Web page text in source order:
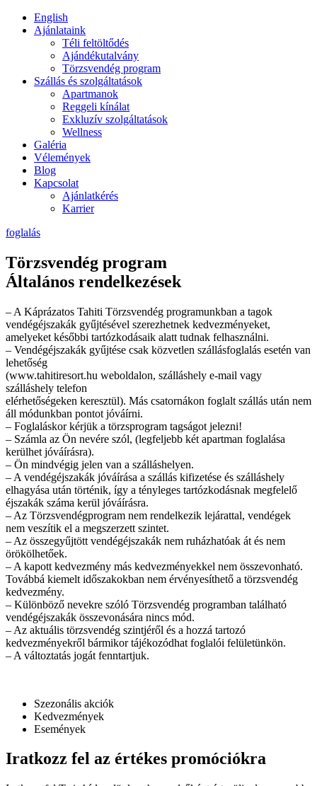
English
Ajánlataink
Téli feltöltődés
Ajándékutalvány
Törzsvendég program
Szállás és szolgáltatások
Apartmanok
Reggeli kínálat
Exkluzív szolgáltatások
Wellness
Galéria
Vélemények
Blog
Kapcsolat
Ajánlatkérés
Karrier
foglalás
Törzsvendég program
Általános rendelkezések
– A Káprázatos Tahiti Törzsvendég programunkban a tagok
vendégéjszakák gyűjtésével szerezhetnek kedvezményeket,
amelyeket későbbi tartózkodásaik alatt tudnak felhasználni.
– Vendégéjszakák gyűjtése csak közvetlen szállásfoglalás esetén van
lehetőség
(www.tahitiresort.hu weboldalon, szálláshely e-mail vagy
szálláshely telefon
elérhetőségeken keresztül). Más csatornákon foglalt szállás után nem
áll módunkban pontot jóváírni.
– Foglaláskor kérjük a törzsprogram tagságot jelezni!
– Számla az Ön nevére szól, (legfeljebb két apartman foglalása
kerülhet jóváírásra).
– Ön mindvégig jelen van a szálláshelyen.
– A vendégéjszakák jóváírása a szállás kifizetése és szálláshely
elhagyása után történik, így a tényleges tartózkodásnak megfelelő
éjszakák száma kerül jóváírásra.
– Az Törzsvendégprogram nem rendelkezik lejárattal, vendégek
nem veszítik el a megszerzett szintet.
– Az összegyűjtött vendégéjszakák nem ruházhatóak át és nem
örökölhetőek.
– A kapott kedvezmény más kedvezményekkel nem összevonható.
Továbbá kiemelt időszakokban nem érvényesíthető a törzsvendég
kedvezmény.
– Különböző nevekre szóló Törzsvendég programban található
vendégéjszakák összevonására nincs mód.
– Az aktuális törzsvendég szintjéről és a hozzá tartozó
kedvezményekről bármikor tájékozódhat foglalói felületünkön.
– A változtatás jogát fenntartjuk.
Szezonális akciók
Kedvezmények
Események
Iratkozz fel az értékes promóciókra